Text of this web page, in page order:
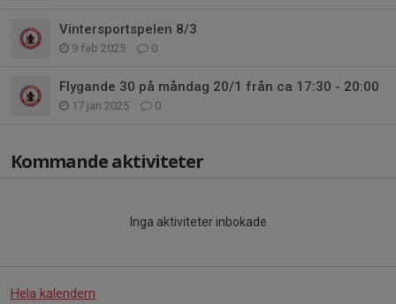
Vintersportspelen 8/3
9 feb 2025 0
Flygande 30 på måndag 20/1 från ca 17:30 - 20:00
17 jan 2025 0
Kommande aktiviteter
Inga aktiviteter inbokade
Hela kalendern